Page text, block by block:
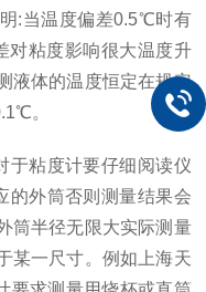
:当温度偏差0.5℃时有
对粘度影响很大温度升
液体的温度恒定在规定
。
粘度计要仔细阅读仪
的外筒否则测量结果会
筒半径无限大实际测量
某一尺寸。例如上海天